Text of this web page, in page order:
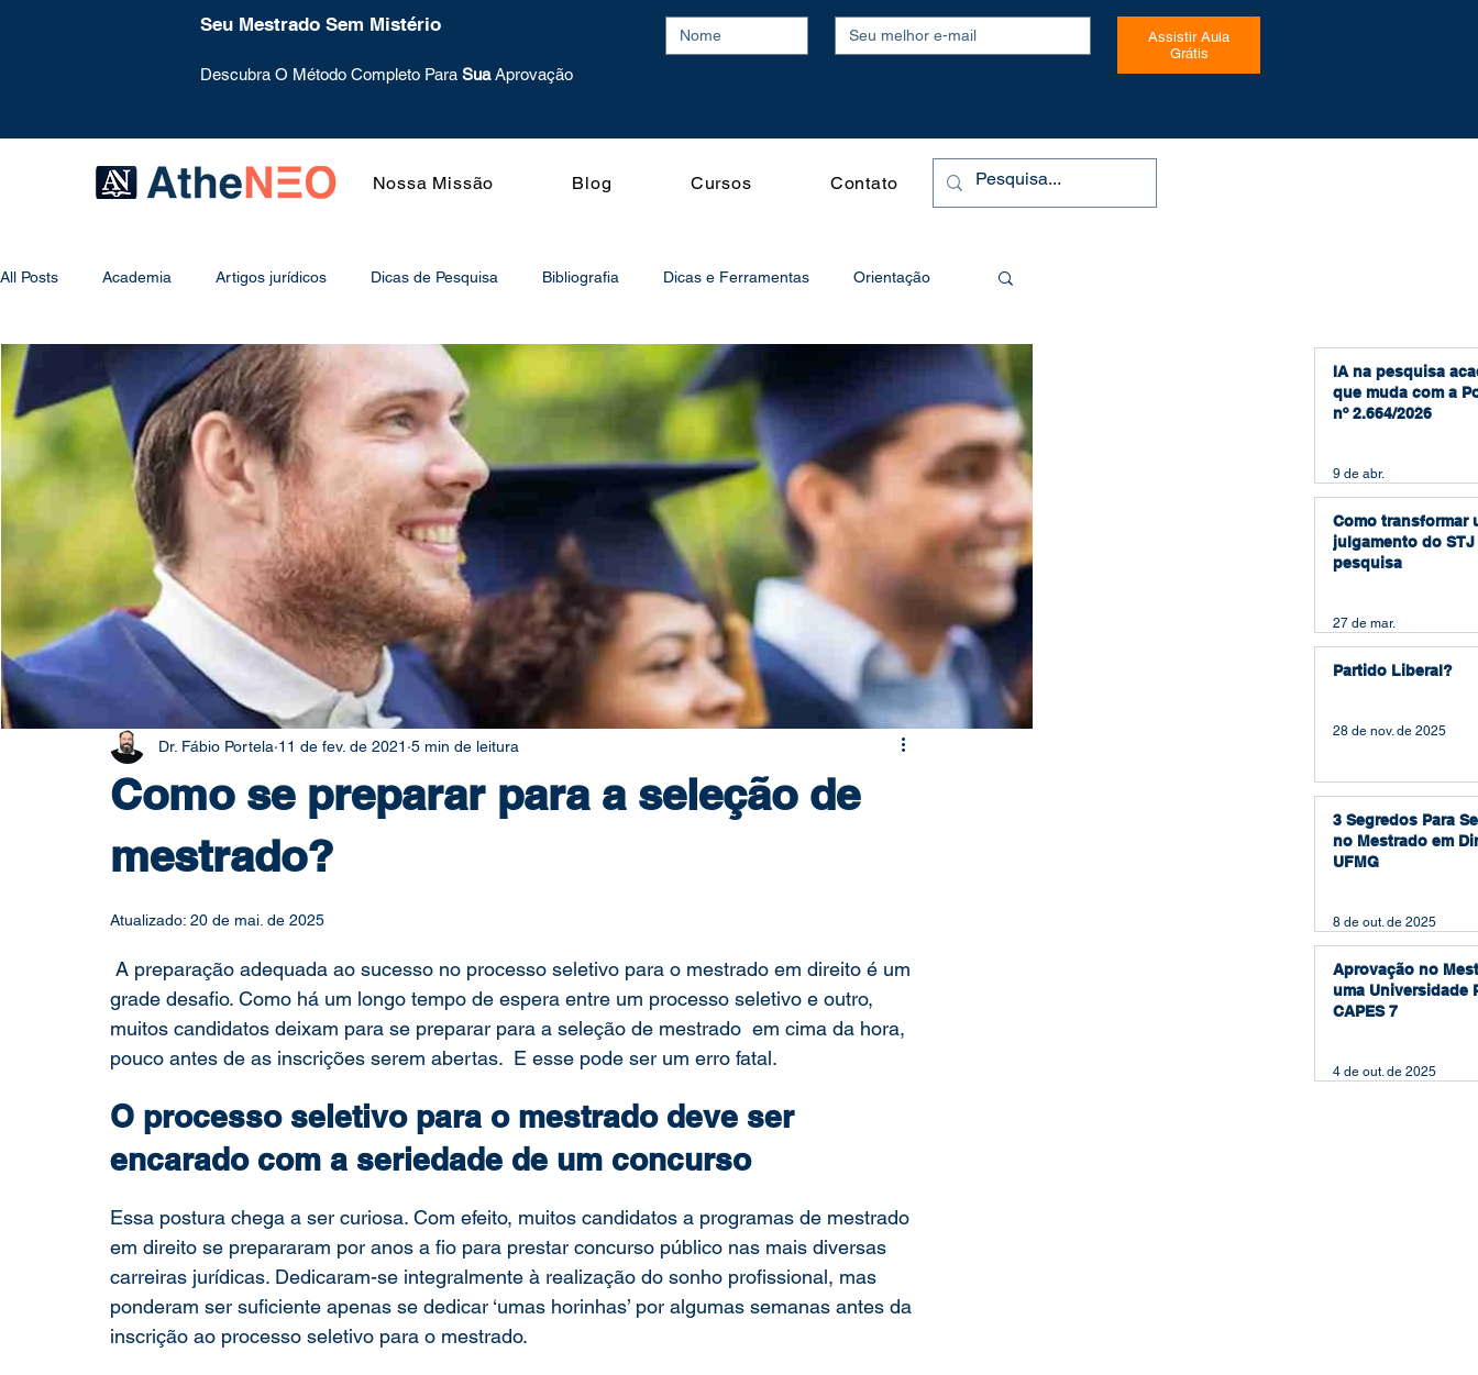
Seu Mestrado Sem Mistério
Descubra O Método Completo Para SuaAprovação
Assistir Aula
Grátis
Nossa Missão Blog Cursos Contato
All Posts Academia Artigos jurídicos Dicas de Pesquisa Bibliografia Dicas e Ferramentas Orientação
Mural Metodologia Método de Estudo Produtividade
Psicologia do Estudo Projeto de Pesquisa Redação Publicações Acadêmicas Vídeos Redação
Pesquisa Acadêmica Direito e Tecnologia pós-graduação Mestrado Doutorado
Como se preparar para a seleção de
mestrado?
Dr. Fábio Portela 11 de fev. de 2021 5 min de leitura
Atualizado: 20 de mai. de 2025
grade desafio. Como há um longo tempo de espera entre um processo seletivo e outro,
muitos candidatos deixam para se preparar para a seleção de mestrado  em cima da hora,
pouco antes de as inscrições serem abertas.  E esse pode ser um erro fatal.
O processo seletivo para o mestrado deve ser
encarado com a seriedade de um concurso
Essa postura chega a ser curiosa. Com efeito, muitos candidatos a programas de mestrado
em direito se prepararam por anos a fio para prestar concurso público nas mais diversas
carreiras jurídicas. Dedicaram-se integralmente à realização do sonho profissional, mas
ponderam ser suficiente apenas se dedicar ‘umas horinhas’ por algumas semanas antes da
inscrição ao processo seletivo para o mestrado.
IA na pesquisa
que muda com a
nº 2.664/2026
9 de abr.
Como transformar
julgamento do STJ
pesquisa
27 de mar.
Partido Liberal?
28 de nov. de 2025
3 Segredos Para
no Mestrado em
UFMG
8 de out. de 2025
Aprovação no
uma Universidade
CAPES 7
4 de out. de 2025